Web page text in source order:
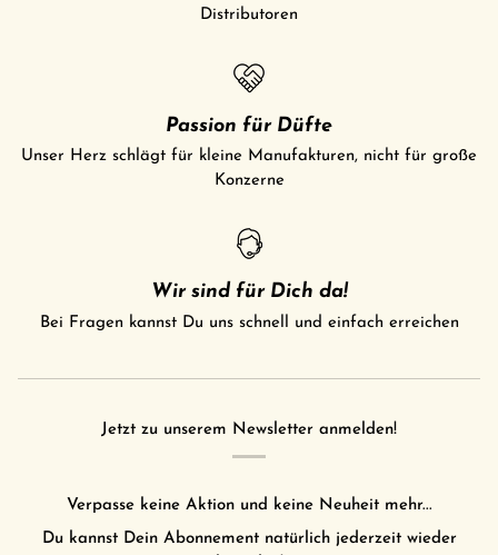
Distributoren
Passion für Düfte
Unser Herz schlägt für kleine Manufakturen, nicht für große
Konzerne
Wir sind für Dich da!
Bei Fragen kannst Du uns schnell und einfach erreichen
Jetzt zu unserem Newsletter anmelden!
Verpasse keine Aktion und keine Neuheit mehr...
Du kannst Dein Abonnement natürlich jederzeit wieder